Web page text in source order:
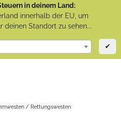
in deinem Land:
innerhalb der EU, um
deinen Standort zu sehen...
✔
/ Rettungswesten